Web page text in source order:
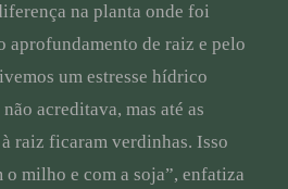
na planta onde foi
aprofundamento de raiz e pelo
um estresse hídrico
acreditava, mas até as
raiz ficaram verdinhas. Isso
o milho e com a soja”, enfatiza